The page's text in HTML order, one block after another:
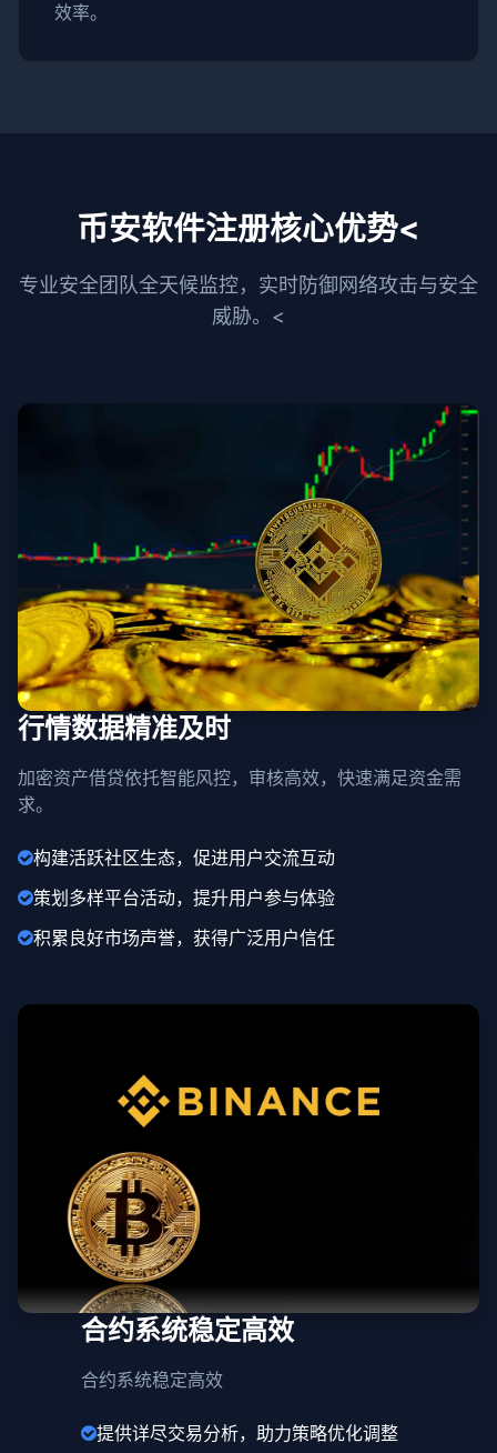
效率。
币安软件注册核心优势<
专业安全团队全天候监控，实时防御网络攻击与安全
威胁。<
行情数据精准及时
加密资产借贷依托智能风控，审核高效，快速满足资金需
求。
构建活跃社区生态，促进用户交流互动
策划多样平台活动，提升用户参与体验
积累良好市场声誉，获得广泛用户信任
合约系统稳定高效
合约系统稳定高效
提供详尽交易分析，助力策略优化调整